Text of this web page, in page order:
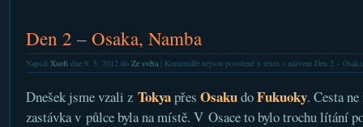
Den 2 – Osaka, Namba
Napsal Xsoftdne 9. 5. 2012 do Ze světa| Komentáře nejsou povolenéu textu s názvem Den 2 –
Dnešek jsme vzali z Tokyapřes OsakudoFukuoky. Cesta
zastávka v půlce byla na místě. V Osace to bylo trochu lítání